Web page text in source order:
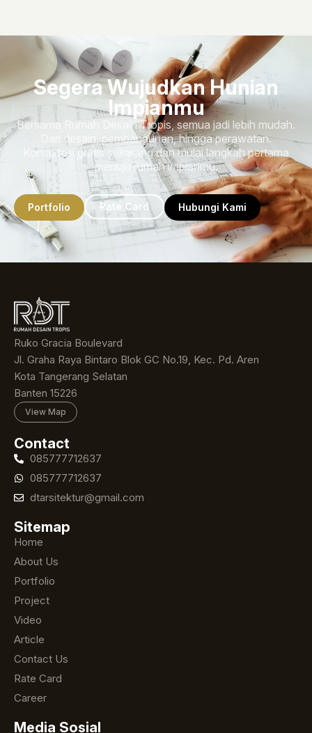
Segera Wujudkan Hunian
Impianmu
Bersama Rumah Desain Tropis, semua jadi lebih mudah.
Dari desain, pembangunan, hingga perawatan.
Konsultasi gratis sekarang dan mulai langkah pertama
menuju rumah impianmu.
Portfolio Rate Card Hubungi Kami
Ruko Gracia Boulevard
Jl. Graha Raya Bintaro Blok GC No.19, Kec. Pd. Aren
Kota Tangerang Selatan
Banten 15226
View Map
Contact
085777712637
085777712637
dtarsitektur@gmail.com
Sitemap
Home
About Us
Portfolio
Project
Video
Article
Contact Us
Rate Card
Career
Media Sosial